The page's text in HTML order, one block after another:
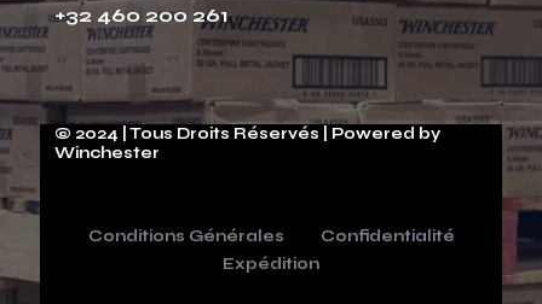
+32 460 200 261
© 2024 | Tous Droits Réservés | Powered by
Winchester
Conditions Générales
Confidentialité
Expédition